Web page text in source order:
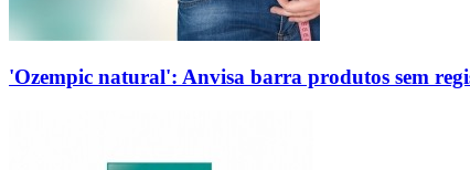
'Ozempic natural': Anvisa barra produtos sem